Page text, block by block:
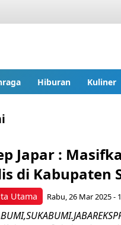
Hiburan Kuliner
Utama
Japar :
di Kabupaten
Rabu, 26 Mar 2025 -